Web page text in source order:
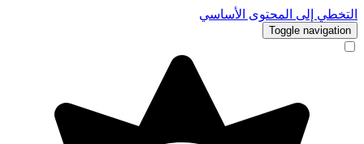
التخطي إلى المحتوى الأساسي
Toggle navigation